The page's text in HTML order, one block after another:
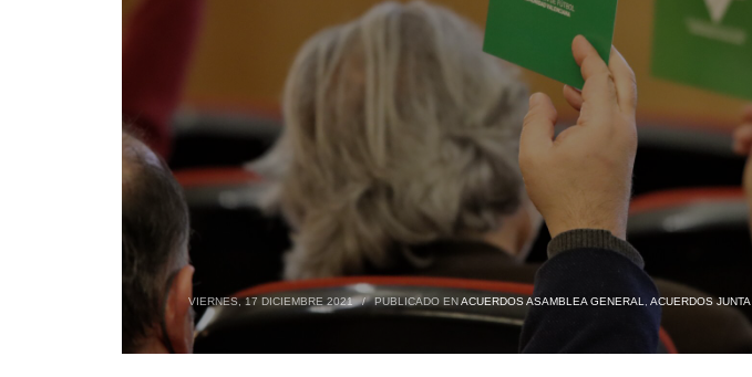
VIERNES, 17 DICIEMBRE 2021 / PUBLICADO ENACUERDOS ASAMBLEA GENERAL ACUERDOS